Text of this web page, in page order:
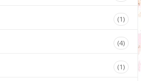
(1)
(4)
(1)